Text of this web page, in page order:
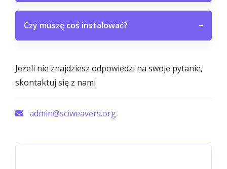
Czy muszę coś instalować? −
Jeżeli nie znajdziesz odpowiedzi na swoje pytanie,
skontaktuj się z nami
admin@sciweavers.org